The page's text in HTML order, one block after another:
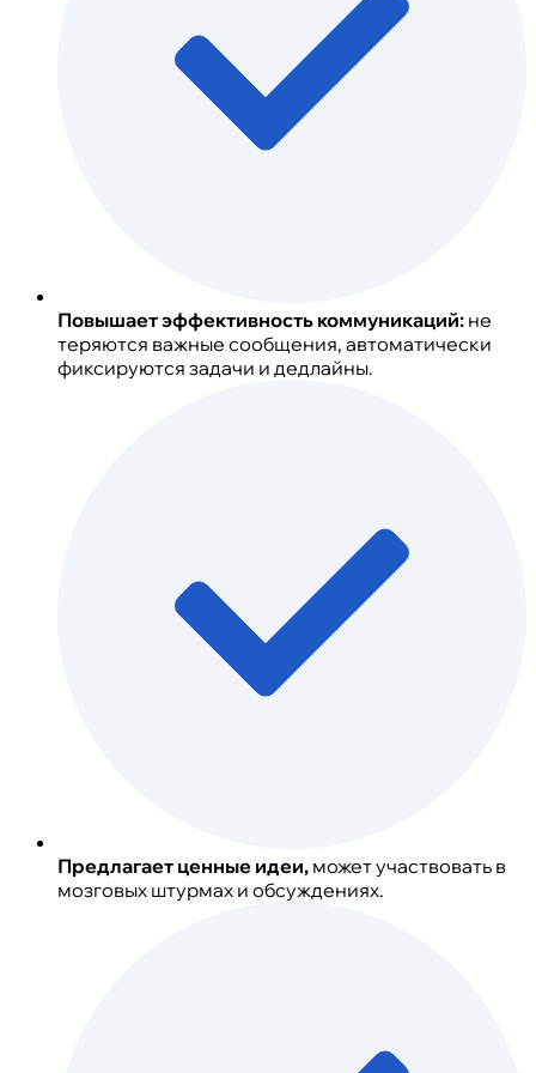
Повышает эффективность коммуникаций: не
теряются важные сообщения, автоматически
фиксируются задачи и дедлайны.
Предлагает ценные идеи, может участвовать в
мозговых штурмах и обсуждениях.